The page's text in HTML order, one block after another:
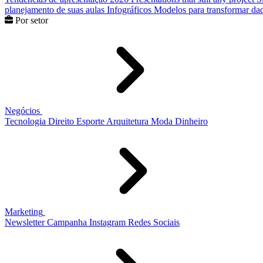
planejamento de suas aulas Infográficos Modelos para transformar
Por setor
Negócios
Tecnologia Direito Esporte Arquitetura Moda Dinheiro
Marketing
Newsletter Campanha Instagram Redes Sociais